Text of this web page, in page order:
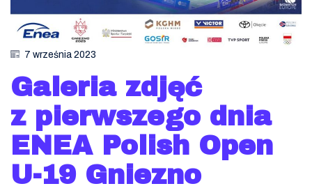
7 września 2023
Galeria zdjęć
z pierwszego dnia
ENEA Polish Open
U-19 Gniezno